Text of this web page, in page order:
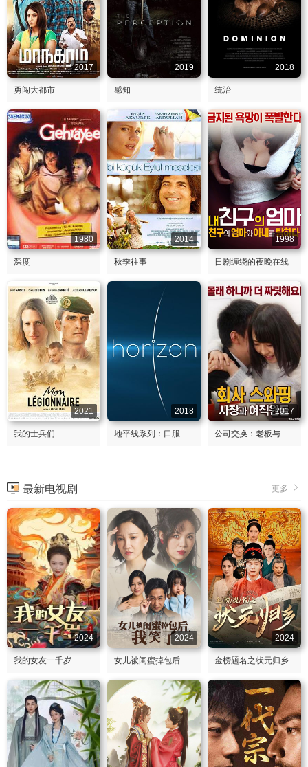
2017
勇闯大都市
2019
感知
2018
统治
1980
深度
2014
秋季往事
1998
日剧缠绕的夜晚在线
2021
我的士兵们
2018
地平线系列：口服避孕药究竟有多安全
2017
公司交换：老板与女职员
更多
最新电视剧
2024
我的女友一千岁
2024
女儿被闺蜜掉包后我笑了
2024
金榜题名之状元归乡